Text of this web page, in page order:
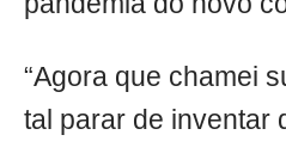
“Agora que chamei
tal parar de inventar